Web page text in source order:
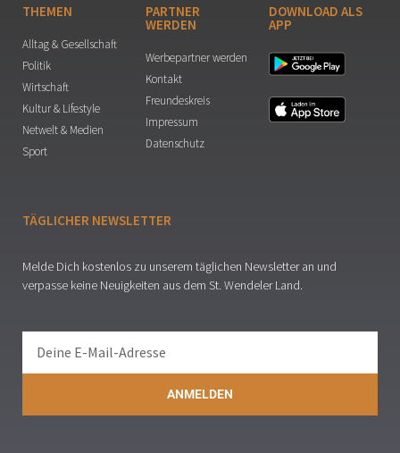
THEMEN
Alltag & Gesellschaft
Politik
Wirtschaft
Kultur & Lifestyle
Netwelt & Medien
Sport
PARTNER
WERDEN
Werbepartner werden
Kontakt
Freundeskreis
Impressum
Datenschutz
DOWNLOAD ALS
APP
TÄGLICHER NEWSLETTER
Melde Dich kostenlos zu unserem täglichen Newsletter an und
verpasse keine Neuigkeiten aus dem St. Wendeler Land.
ANMELDEN